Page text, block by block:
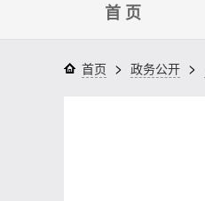
首 页
首页 > 政务公开 >